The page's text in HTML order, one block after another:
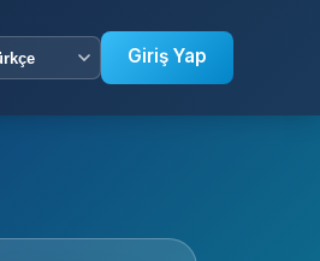
Giriş Yap